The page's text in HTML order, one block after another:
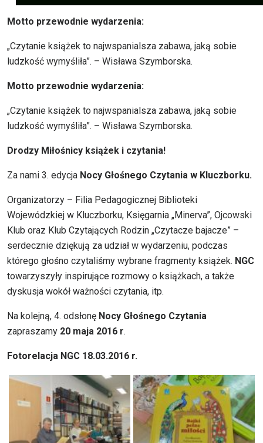
Motto przewodnie wydarzenia:
„Czytanie książek to najwspanialsza zabawa, jaką sobie
ludzkość wymyśliła”. – Wisława Szymborska.
Motto przewodnie wydarzenia:
„Czytanie książek to najwspanialsza zabawa, jaką sobie
ludzkość wymyśliła”. – Wisława Szymborska.
Drodzy Miłośnicy książek i czytania!
Za nami 3. edycja Nocy Głośnego Czytania w Kluczborku.
Organizatorzy – Filia Pedagogicznej Biblioteki
Wojewódzkiej w Kluczborku, Księgarnia „Minerva”, Ojcowski
Klub oraz Klub Czytających Rodzin „Czytacze bajacze” –
serdecznie dziękują za udział w wydarzeniu, podczas
którego głośno czytaliśmy wybrane fragmenty książek. NGC
towarzyszyły inspirujące rozmowy o książkach, a także
dyskusja wokół ważności czytania, itp.
Na kolejną, 4. odsłonę Nocy Głośnego Czytania
zapraszamy 20 maja 2016 r.
Fotorelacja NGC 18.03.2016 r.